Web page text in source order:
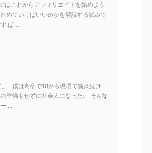
これからアフィリエイトを始めよう
めていけばいいのかを解説する試みで
ば ...
僕は高卒で18から現場で働き続け
準備もせずに社会人になった。 そんな
...